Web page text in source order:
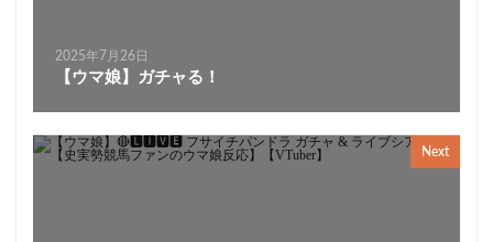
2025年7月26日
【ウマ娘】ガチャる！
Next